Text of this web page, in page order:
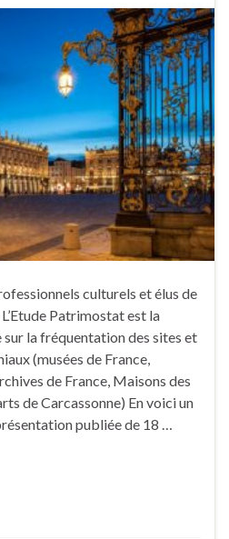
culturels et élus de
Patrimostat est la
la fréquentation des sites et
(musées de France,
de France, Maisons des
de Carcassonne) En voici un
publiée de 18 …